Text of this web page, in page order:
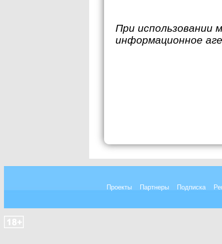
При использовании
информационное
Проекты Партнеры Подписка